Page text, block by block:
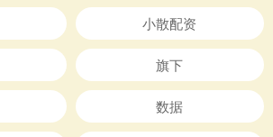
小散配资
旗下
数据